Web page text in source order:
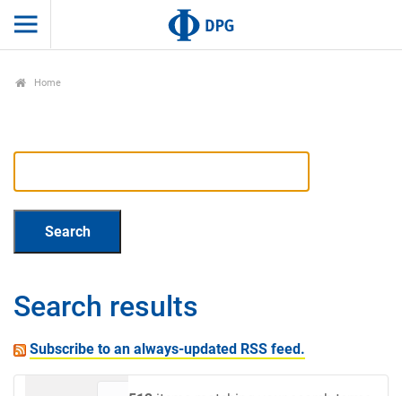
Home
Search results
Subscribe to an always-updated RSS feed.